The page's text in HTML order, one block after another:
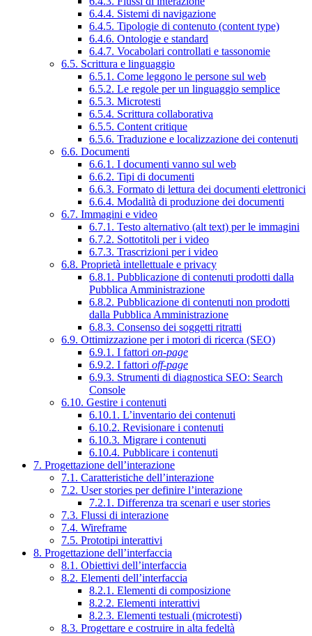
6.4.4. Sistemi di navigazione
6.4.5. Tipologie di contenuto (content type)
6.4.6. Ontologie e standard
6.4.7. Vocabolari controllati e tassonomie
6.5. Scrittura e linguaggio
6.5.1. Come leggono le persone sul web
6.5.2. Le regole per un linguaggio semplice
6.5.3. Microtesti
6.5.4. Scrittura collaborativa
6.5.5. Content critique
6.5.6. Traduzione e localizzazione dei contenuti
6.6. Documenti
6.6.1. I documenti vanno sul web
6.6.2. Tipi di documenti
6.6.3. Formato di lettura dei documenti elettronici
6.6.4. Modalità di produzione dei documenti
6.7. Immagini e video
6.7.1. Testo alternativo (alt text) per le immagini
6.7.2. Sottotitoli per i video
6.7.3. Trascrizioni per i video
6.8. Proprietà intellettuale e privacy
6.8.1. Pubblicazione di contenuti prodotti dalla
Pubblica Amministrazione
6.8.2. Pubblicazione di contenuti non prodotti
dalla Pubblica Amministrazione
6.8.3. Consenso dei soggetti ritratti
6.9. Ottimizzazione per i motori di ricerca (SEO)
6.9.1. I fattori on-page
6.9.2. I fattori off-page
6.9.3. Strumenti di diagnostica SEO: Search
Console
6.10. Gestire i contenuti
6.10.1. L’inventario dei contenuti
6.10.2. Revisionare i contenuti
6.10.3. Migrare i contenuti
6.10.4. Pubblicare i contenuti
7. Progettazione dell’interazione
7.1. Caratteristiche dell’interazione
7.2. User stories per definire l’interazione
7.2.1. Differenza tra scenari e user stories
7.3. Flussi di interazione
7.4. Wireframe
7.5. Prototipi interattivi
8. Progettazione dell’interfaccia
8.1. Obiettivi dell’interfaccia
8.2. Elementi dell’interfaccia
8.2.1. Elementi di composizione
8.2.2. Elementi interattivi
8.2.3. Elementi testuali (microtesti)
8.3. Progettare e costruire in alta fedeltà